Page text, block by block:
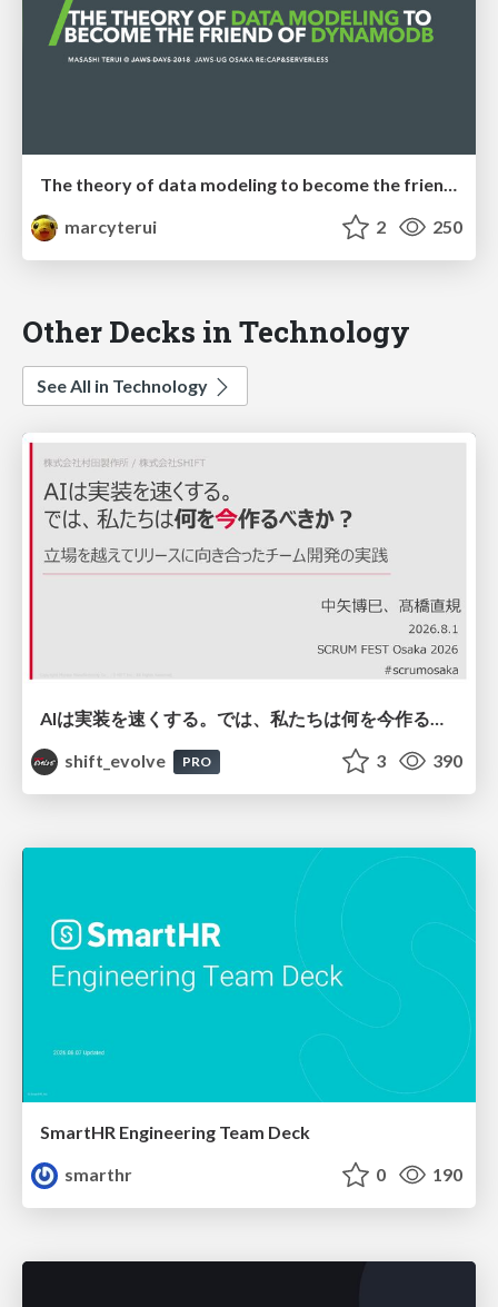
The theory of data modeling to become the friend of DynamoDB
marcyterui
2 250
Other Decks in Technology
See All in Technology
shift_evolve
PRO 3 390
SmartHR Engineering Team Deck
smarthr
0 190